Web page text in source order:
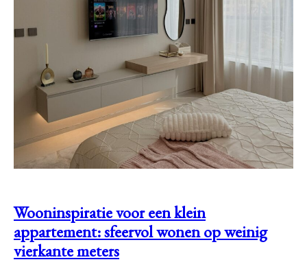
Wooninspiratie voor een klein
appartement: sfeervol wonen op weinig
vierkante meters